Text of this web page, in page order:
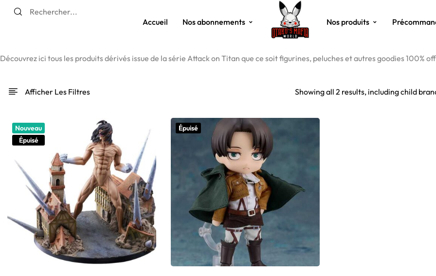
Accueil Nos abonnements Nos produits
Découvrez ici tous les produits dérivés issue de la série Attack on Titan que ce soit figurines, peluches et autres goodies 100%
Afficher Les Filtres Showing all 2 results, including child
Nouveau
Épuisé
Épuisé